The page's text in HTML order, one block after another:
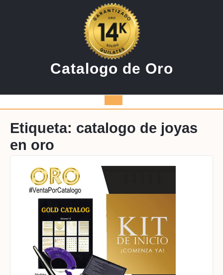
Catalogo de Oro
Botón
de
Etiqueta: catalogo de joyas
en oro